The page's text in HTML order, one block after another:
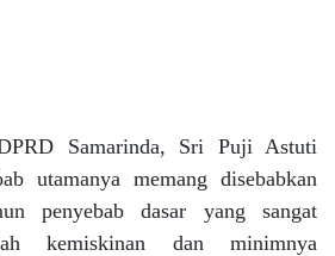
Samarinda, Sri Puji Astuti
utamanya memang disebabkan
penyebab dasar yang sangat
kemiskinan dan minimnya